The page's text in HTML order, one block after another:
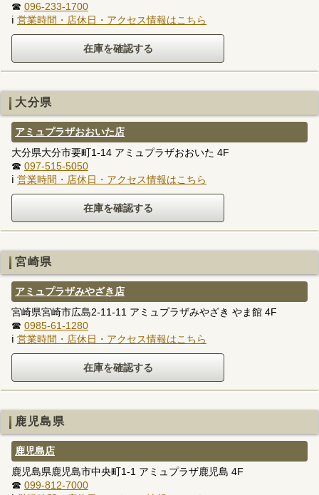
☎ 096-233-1700
ℹ 営業時間・店休日・アクセス情報はこちら
大分県
アミュプラザおおいた店
大分県大分市要町1-14 アミュプラザおおいた 4F
☎ 097-515-5050
ℹ 営業時間・店休日・アクセス情報はこちら
宮崎県
アミュプラザみやざき店
宮崎県宮崎市広島2-11-11 アミュプラザみやざき やま館 4F
☎ 0985-61-1280
ℹ 営業時間・店休日・アクセス情報はこちら
鹿児島県
鹿児島店
鹿児島県鹿児島市中央町1-1 アミュプラザ鹿児島 4F
☎ 099-812-7000